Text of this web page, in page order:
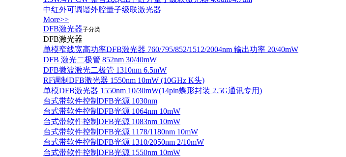
中红外可调谐外腔量子级联激光器
More>>
DFB激光器子分类
DFB激光器
单模窄线宽高功率DFB激光器 760/795/852/1512/2004nm 输出功率 20/40mW
DFB 激光二极管 852nm 30/40mW
DFB微波激光二极管 1310nm 6.5mW
RF调制DFB激光器 1550nm 10mW (10GHz K头)
单模DFB激光器 1550nm 10/30mW(14pin蝶形封装 2.5G通讯专用)
台式带软件控制DFB光源 1030nm
台式带软件控制DFB光源 1064nm 10mW
台式带软件控制DFB光源 1083nm 10mW
台式带软件控制DFB光源 1178/1180nm 10mW
台式带软件控制DFB光源 1310/2050nm 2/10mW
台式带软件控制DFB光源 1550nm 10mW